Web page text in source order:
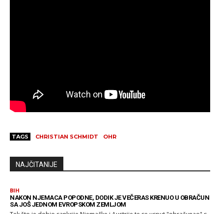
TAGS CHRISTIAN SCHMIDT OHR
NAJČITANIJE
BIH
NAKON NJEMACA POPODNE, DODIK JE VEČERAS KRENUO U OBRAČUN
SA JOŠ JEDNOM EVROPSKOM ZEMLJOM